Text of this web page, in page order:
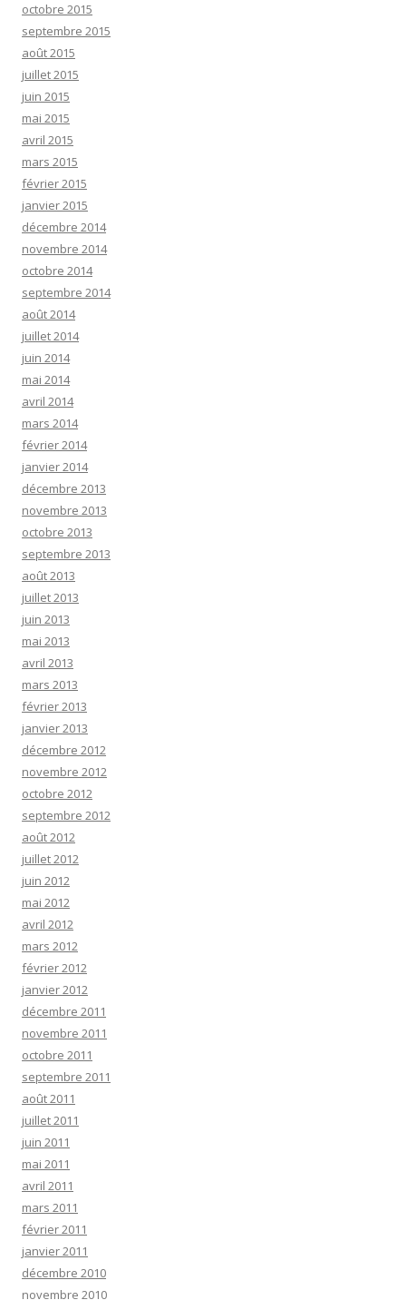
octobre 2015
septembre 2015
août 2015
juillet 2015
juin 2015
mai 2015
avril 2015
mars 2015
février 2015
janvier 2015
décembre 2014
novembre 2014
octobre 2014
septembre 2014
août 2014
juillet 2014
juin 2014
mai 2014
avril 2014
mars 2014
février 2014
janvier 2014
décembre 2013
novembre 2013
octobre 2013
septembre 2013
août 2013
juillet 2013
juin 2013
mai 2013
avril 2013
mars 2013
février 2013
janvier 2013
décembre 2012
novembre 2012
octobre 2012
septembre 2012
août 2012
juillet 2012
juin 2012
mai 2012
avril 2012
mars 2012
février 2012
janvier 2012
décembre 2011
novembre 2011
octobre 2011
septembre 2011
août 2011
juillet 2011
juin 2011
mai 2011
avril 2011
mars 2011
février 2011
janvier 2011
décembre 2010
novembre 2010